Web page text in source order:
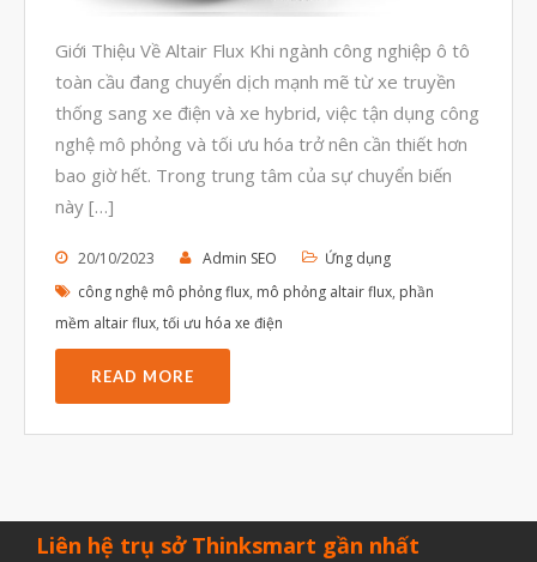
Tháng Tám 2023
Tháng Bảy 2023
Tháng Sáu 2023
Tháng Năm 2023
Tháng Tư 2023
Tháng Hai 2023
Tháng Một 2023
Tháng Bảy 2022
Giới Thiệu Về Altair Flux Khi ngành công nghiệp ô tô
toàn cầu đang chuyển dịch mạnh mẽ từ xe truyền
thống sang xe điện và xe hybrid, việc tận dụng công
nghệ mô phỏng và tối ưu hóa trở nên cần thiết hơn
bao giờ hết. Trong trung tâm của sự chuyển biến
này […]
20/10/2023 Admin SEO
Ứng dụng
công nghệ mô phỏng flux, mô phỏng altair flux, phần
mềm altair flux, tối ưu hóa xe điện
READ MORE
Liên hệ trụ sở Thinksmart gần nhất